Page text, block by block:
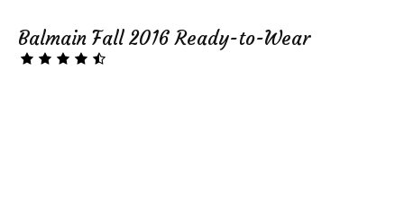
Balmain Fall 2016 Ready-to-Wear